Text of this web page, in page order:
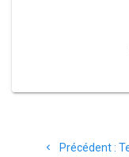
Précédent :